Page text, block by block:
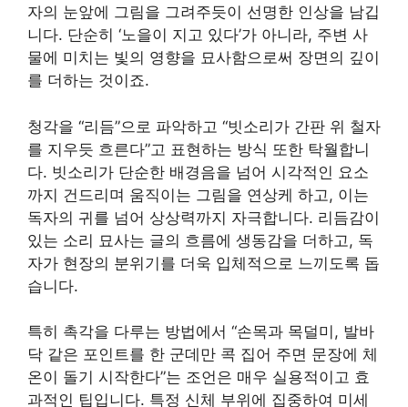
자의 눈앞에 그림을 그려주듯이 선명한 인상을 남깁
니다. 단순히 ‘노을이 지고 있다’가 아니라, 주변 사
물에 미치는 빛의 영향을 묘사함으로써 장면의 깊이
를 더하는 것이죠.
청각을 “리듬”으로 파악하고 “빗소리가 간판 위 철자
를 지우듯 흐른다”고 표현하는 방식 또한 탁월합니
다. 빗소리가 단순한 배경음을 넘어 시각적인 요소
까지 건드리며 움직이는 그림을 연상케 하고, 이는
독자의 귀를 넘어 상상력까지 자극합니다. 리듬감이
있는 소리 묘사는 글의 흐름에 생동감을 더하고, 독
자가 현장의 분위기를 더욱 입체적으로 느끼도록 돕
습니다.
특히 촉각을 다루는 방법에서 “손목과 목덜미, 발바
닥 같은 포인트를 한 군데만 콕 집어 주면 문장에 체
온이 돌기 시작한다”는 조언은 매우 실용적이고 효
과적인 팁입니다. 특정 신체 부위에 집중하여 미세